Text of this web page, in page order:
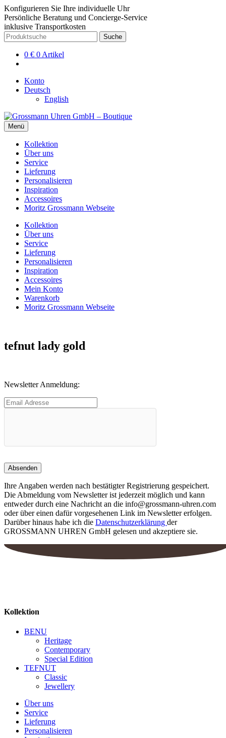
Konfigurieren Sie Ihre individuelle Uhr
Persönliche Beratung und Concierge-Service
inklusive Transportkosten
Zur
Navigation
springen
Zum
Inhalt
springen
Suche
nach:
Suche
0 € 0 Artikel
Konto
Deutsch
English
Menü
Kollektion
Über uns
Service
Lieferung
Personalisieren
Inspiration
Accessoires
Moritz Grossmann Webseite
Kollektion
Über uns
Service
Lieferung
Personalisieren
Inspiration
Accessoires
Mein Konto
Warenkorb
Moritz Grossmann Webseite
tefnut lady gold
Newsletter Anmeldung:
Ihre Angaben werden nach bestätigter Registrierung gespeichert.
Die Abmeldung vom Newsletter ist jederzeit möglich und kann
entweder durch eine Nachricht an die info@grossmann-uhren.com
oder über einen dafür vorgesehenen Link im Newsletter erfolgen.
Darüber hinaus habe ich die Datenschutzerklärung der
GROSSMANN UHREN GmbH gelesen und akzeptiere sie.
Kollektion
BENU
Heritage
Contemporary
Special Edition
TEFNUT
Classic
Jewellery
Über uns
Service
Lieferung
Personalisieren